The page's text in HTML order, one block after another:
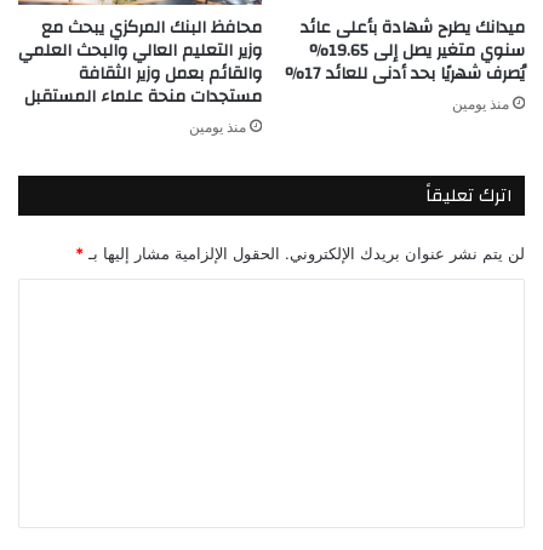
ميدانك يطرح شهادة بأعلى عائد
سنوي متغير يصل إلى 19.65%
يُصرف شهريًا بحد أدنى للعائد 17%
منذ يومين
محافظ البنك المركزي يبحث مع
وزير التعليم العالي والبحث العلمي
والقائم بعمل وزير الثقافة
مستجدات منحة علماء المستقبل
منذ يومين
اترك تعليقاً
لن يتم نشر عنوان بريدك الإلكتروني. الحقول الإلزامية مشار إليها بـ *